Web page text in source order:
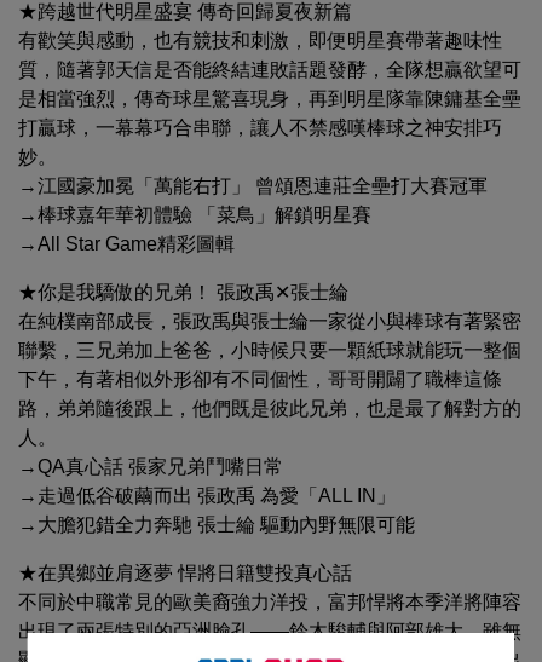
★跨越世代明星盛宴 傳奇回歸夏夜新篇
有歡笑與感動，也有競技和刺激，即便明星賽帶著趣味性
質，隨著郭天信是否能終結連敗話題發酵，全隊想贏欲望可
是相當強烈，傳奇球星驚喜現身，再到明星隊靠陳鏞基全壘
打贏球，一幕幕巧合串聯，讓人不禁感嘆棒球之神安排巧
妙。
→江國豪加冕「萬能右打」 曾頌恩連莊全壘打大賽冠軍
→棒球嘉年華初體驗 「菜鳥」解鎖明星賽
→All Star Game精彩圖輯
★你是我驕傲的兄弟！ 張政禹✕張士綸
在純樸南部成長，張政禹與張士綸一家從小與棒球有著緊密
聯繫，三兄弟加上爸爸，小時候只要一顆紙球就能玩一整個
下午，有著相似外形卻有不同個性，哥哥開闢了職棒這條
路，弟弟隨後跟上，他們既是彼此兄弟，也是最了解對方的
人。
→QA真心話 張家兄弟鬥嘴日常
→走過低谷破繭而出 張政禹 為愛「ALL IN」
→大膽犯錯全力奔馳 張士綸 驅動內野無限可能
★在異鄉並肩逐夢 悍將日籍雙投真心話
不同於中職常見的歐美裔強力洋投，富邦悍將本季洋將陣容
出現了兩張特別的亞洲臉孔——鈴木駿輔與阿部雄大。雖無